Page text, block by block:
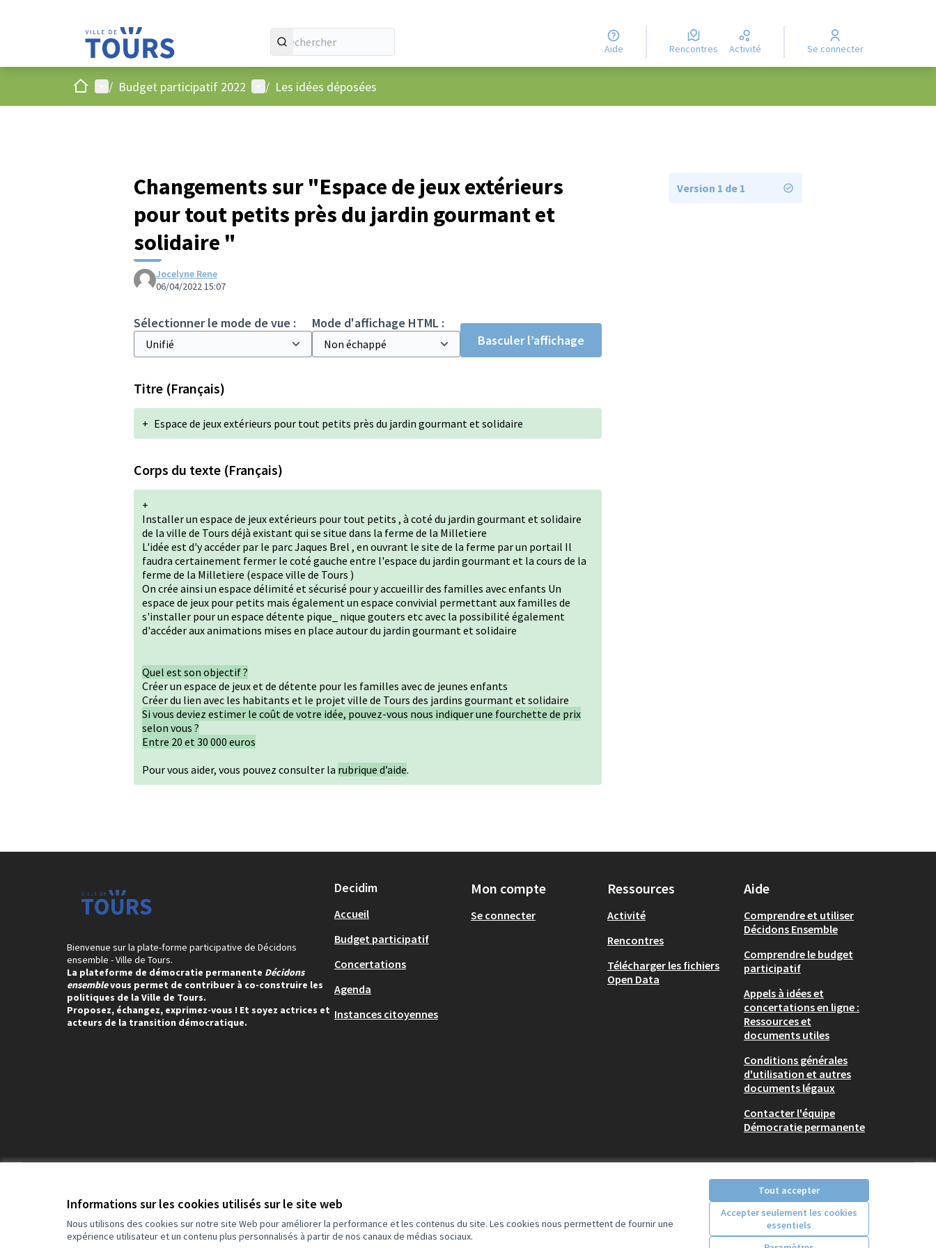
Informations sur les cookies utilisés sur le site web
Nous utilisons des cookies sur notre site Web pour améliorer la performance et les contenus du site. Les cookies nous permettent de fournir une
expérience utilisateur et un contenu plus personnalisés à partir de nos canaux de médias sociaux.
Tout accepter
Accepter seulement les cookies
essentiels
Aide Rencontres Activité Se connecter
AccueilMenu principal
/ Budget participatif 2022 Menu utilisateur
/ Les idées déposées
Changements sur "Espace de jeux extérieurs
pour tout petits près du jardin gourmant et
solidaire "
Jocelyne Rene
06/04/2022 15:07
Sélectionner le mode de vue :
Mode d'affichage HTML :
Basculer l’affichage
Titre (Français)
+ Espace de jeux extérieurs pour tout petits près du jardin gourmant et solidaire
Corps du texte (Français)
+
Installer un espace de jeux extérieurs pour tout petits , à coté du jardin gourmant et solidaire
de la ville de Tours déjà existant qui se situe dans la ferme de la Milletiere
L'idée est d'y accéder par le parc Jaques Brel , en ouvrant le site de la ferme par un portail Il
faudra certainement fermer le coté gauche entre l'espace du jardin gourmant et la cours de la
ferme de la Milletiere (espace ville de Tours )
On crée ainsi un espace délimité et sécurisé pour y accueillir des familles avec enfants Un
espace de jeux pour petits mais également un espace convivial permettant aux familles de
s'installer pour un espace détente pique_ nique gouters etc avec la possibilité également
d'accéder aux animations mises en place autour du jardin gourmant et solidaire
Quel est son objectif ?
Créer un espace de jeux et de détente pour les familles avec de jeunes enfants
Créer du lien avec les habitants et le projet ville de Tours des jardins gourmant et solidaire
Si vous deviez estimer le coût de votre idée, pouvez-vous nous indiquer une fourchette de prix
selon vous ?
Entre 20 et 30 000 euros
Pour vous aider, vous pouvez consulter la rubrique d’aide.
Version 1 de 1
Bienvenue sur la plate-forme participative de Décidons
ensemble - Ville de Tours.
La plateforme de démocratie permanente Décidons
ensemblevous permet de contribuer à co-construire les
politiques de la Ville de Tours.
Proposez, échangez, exprimez-vous ! Et soyez actrices et
acteurs de la transition démocratique.
Decidim
Accueil
Budget participatif
Concertations
Agenda
Instances citoyennes
Mon compte
Se connecter
Ressources
Activité
Rencontres
Télécharger les fichiers
Open Data
Aide
Comprendre et utiliser
Décidons Ensemble
Comprendre le budget
participatif
Appels à idées et
concertations en ligne :
Ressources et
documents utiles
Conditions générales
d'utilisation et autres
documents légaux
Contacter l'équipe
Démocratie permanente
Licence Creative
(Lien externe)